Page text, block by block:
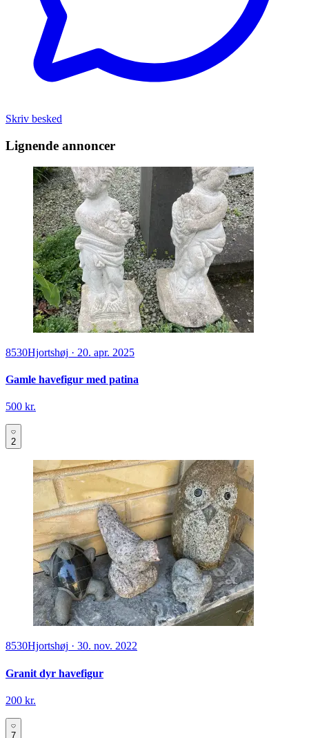
Skriv besked
Lignende annoncer
8530Hjortshøj · 20. apr. 2025
Gamle havefigur med patina
500 kr.
2
8530Hjortshøj · 30. nov. 2022
Granit dyr havefigur
200 kr.
7